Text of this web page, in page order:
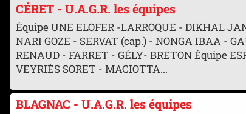
CÉRET - U.A.G.R. les équipes
Équipe UNE ELOFER -LARROQUE - DIKHAL
NARI GOZE - SERVAT (cap.) - NONGA IBAA -
RENAUD - FARRET - GÉLY- BRETON Équipe
VEYRIÈS SORET - MACIOTTA...
BLAGNAC - U.A.G.R. les équipes